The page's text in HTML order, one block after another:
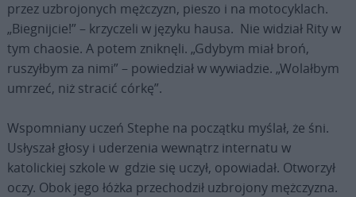
przez uzbrojonych mężczyzn, pieszo i na motocyklach.
„Biegnijcie!” – krzyczeli w języku hausa. Nie widział Rity w
tym chaosie. A potem zniknęli. „Gdybym miał broń,
ruszyłbym za nimi” – powiedział w wywiadzie. „Wolałbym
umrzeć, niż stracić córkę”.
Wspomniany uczeń Stephe na początku myślał, że śni.
Usłyszał głosy i uderzenia wewnątrz internatu w
katolickiej szkole w gdzie się uczył, opowiadał. Otworzył
oczy. Obok jego łóżka przechodził uzbrojony mężczyzna.